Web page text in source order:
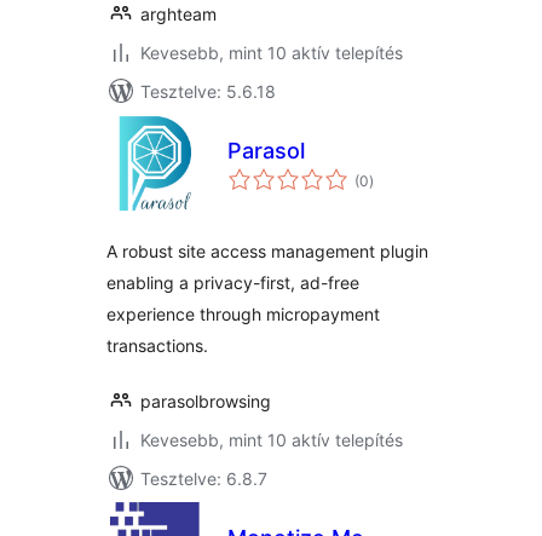
arghteam
Kevesebb, mint 10 aktív telepítés
Tesztelve: 5.6.18
Parasol
(0értékelés
összesen
)
A robust site access management plugin
enabling a privacy-first, ad-free
experience through micropayment
transactions.
parasolbrowsing
Kevesebb, mint 10 aktív telepítés
Tesztelve: 6.8.7